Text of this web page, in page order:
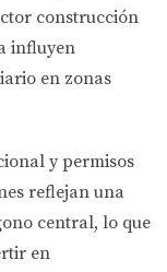
construcción
influyen
en zonas
y permisos
reflejan una
central, lo que
en